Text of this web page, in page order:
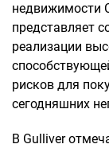
недвижимости
представляет
реализации
рисков для
сегодняшних
В Gulliver